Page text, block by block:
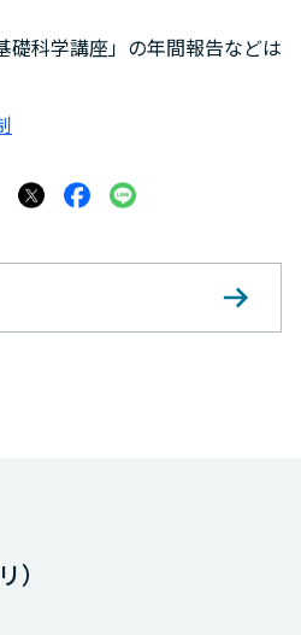
礎科学講座」の年間報告などは
）